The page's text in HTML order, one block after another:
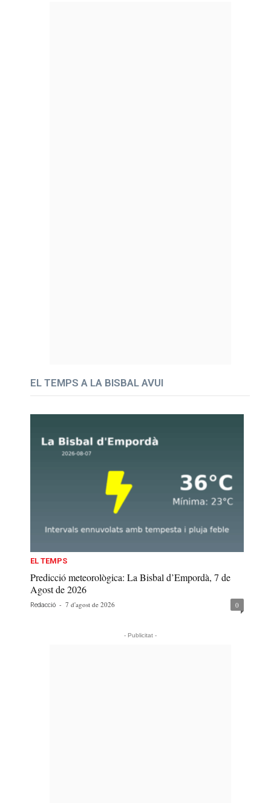
EL TEMPS A LA BISBAL AVUI
EL TEMPS
Predicció meteorològica: La Bisbal d’Empordà, 7 de
Agost de 2026
Redacció - 7 d'agost de 2026 0
- Publicitat -